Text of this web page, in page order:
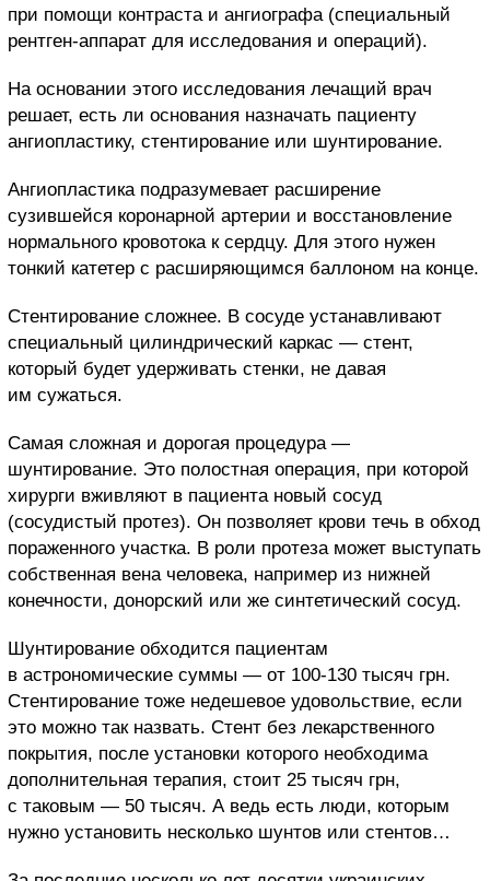
при помощи контраста и ангиографа (специальный
рентген-аппарат для исследования и операций).
На основании этого исследования лечащий врач
решает, есть ли основания назначать пациенту
ангиопластику, стентирование или шунтирование.
Ангиопластика подразумевает расширение
сузившейся коронарной артерии и восстановление
нормального кровотока к сердцу. Для этого нужен
тонкий катетер с расширяющимся баллоном на конце.
Стентирование сложнее. В сосуде устанавливают
специальный цилиндрический каркас — стент,
который будет удерживать стенки, не давая
им сужаться.
Самая сложная и дорогая процедура —
шунтирование. Это полостная операция, при которой
хирурги вживляют в пациента новый сосуд
(сосудистый протез). Он позволяет крови течь в обход
пораженного участка. В роли протеза может выступать
собственная вена человека, например из нижней
конечности, донорский или же синтетический сосуд.
Шунтирование обходится пациентам
в астрономические суммы — от 100-130 тысяч грн.
Стентирование тоже недешевое удовольствие, если
это можно так назвать. Стент без лекарственного
покрытия, после установки которого необходима
дополнительная терапия, стоит 25 тысяч грн,
с таковым — 50 тысяч. А ведь есть люди, которым
нужно установить несколько шунтов или стентов…